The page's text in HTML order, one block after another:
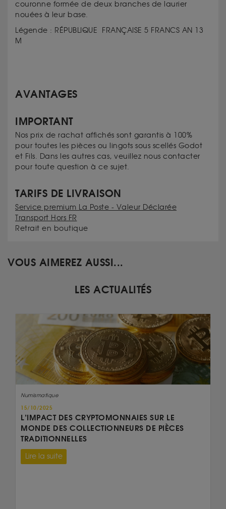
couronne formée de deux branches de laurier
nouées à leur base.
Légende : RÉPUBLIQUE FRANÇAISE 5 FRANCS AN 13
M
AVANTAGES
IMPORTANT
Nos prix de rachat affichés sont garantis à 100%
pour toutes les pièces ou lingots sous scellés Godot
et Fils. Dans les autres cas, veuillez nous contacter
pour toute question à ce sujet.
TARIFS DE LIVRAISON
Service premium La Poste - Valeur Déclarée
Transport Hors FR
Retrait en boutique
VOUS AIMEREZ AUSSI...
LES ACTUALITÉS
Numismatique
15/10/2025
L’IMPACT DES CRYPTOMONNAIES SUR LE
MONDE DES COLLECTIONNEURS DE PIÈCES
TRADITIONNELLES
Lire la suite